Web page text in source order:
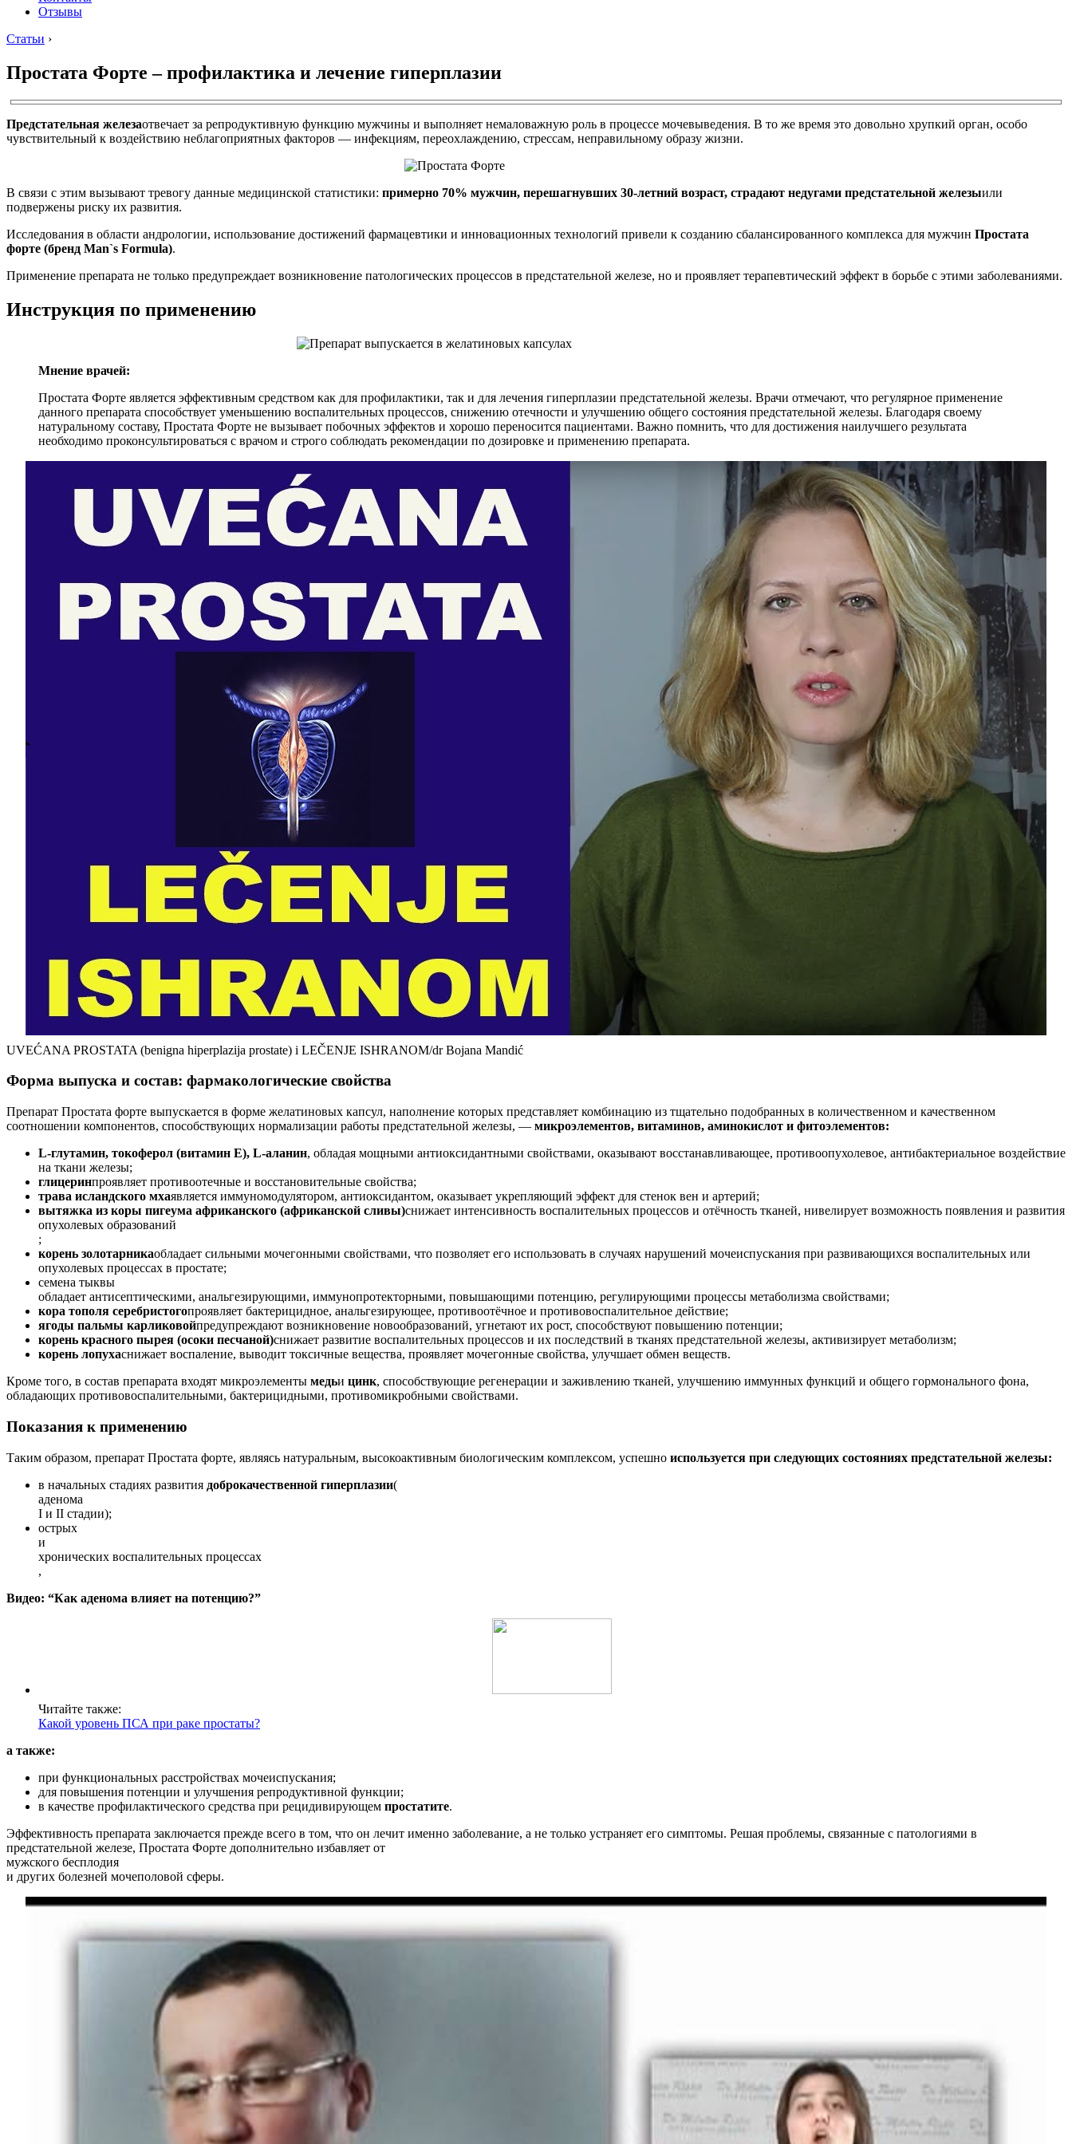
Отзывы
Статьи ›
Простата Форте – профилактика и лечение гиперплазии
Предстательная железаотвечает за репродуктивную функцию мужчины и выполняет немаловажную роль в процессе мочевыведения. В то же время это довольно хрупкий орган, особо
чувствительный к воздействию неблагоприятных факторов — инфекциям, переохлаждению, стрессам, неправильному образу жизни.
В связи с этим вызывают тревогу данные медицинской статистики: примерно 70% мужчин, перешагнувших 30-летний возраст, страдают недугами предстательной железыили
подвержены риску их развития.
Исследования в области андрологии, использование достижений фармацевтики и инновационных технологий привели к созданию сбалансированного комплекса для мужчин Простата
форте (бренд Man`s Formula).
Применение препарата не только предупреждает возникновение патологических процессов в предстательной железе, но и проявляет терапевтический эффект в борьбе с этими заболеваниями.
Инструкция по применению
Мнение врачей:
Простата Форте является эффективным средством как для профилактики, так и для лечения гиперплазии предстательной железы. Врачи отмечают, что регулярное применение
данного препарата способствует уменьшению воспалительных процессов, снижению отечности и улучшению общего состояния предстательной железы. Благодаря своему
натуральному составу, Простата Форте не вызывает побочных эффектов и хорошо переносится пациентами. Важно помнить, что для достижения наилучшего результата
необходимо проконсультироваться с врачом и строго соблюдать рекомендации по дозировке и применению препарата.
UVEĆANA PROSTATA (benigna hiperplazija prostate) i LEČENJE ISHRANOM/dr Bojana Mandić
Форма выпуска и состав: фармакологические свойства
Препарат Простата форте выпускается в форме желатиновых капсул, наполнение которых представляет комбинацию из тщательно подобранных в количественном и качественном
соотношении компонентов, способствующих нормализации работы предстательной железы, — микроэлементов, витаминов, аминокислот и фитоэлементов:
L-глутамин, токоферол (витамин Е), L-аланин, обладая мощными антиоксидантными свойствами, оказывают восстанавливающее, противоопухолевое, антибактериальное воздействие
на ткани железы;
глицеринпроявляет противоотечные и восстановительные свойства;
трава исландского мхаявляется иммуномодулятором, антиоксидантом, оказывает укрепляющий эффект для стенок вен и артерий;
вытяжка из коры пигеума африканского (африканской сливы)снижает интенсивность воспалительных процессов и отёчность тканей, нивелирует возможность появления и развития
опухолевых образований
;
корень золотарникаобладает сильными мочегонными свойствами, что позволяет его использовать в случаях нарушений мочеиспускания при развивающихся воспалительных или
опухолевых процессах в простате;
семена тыквы
обладает антисептическими, анальгезирующими, иммунопротекторными, повышающими потенцию, регулирующими процессы метаболизма свойствами;
кора тополя серебристогопроявляет бактерицидное, анальгезирующее, противоотёчное и противовоспалительное действие;
ягоды пальмы карликовойпредупреждают возникновение новообразований, угнетают их рост, способствуют повышению потенции;
корень красного пырея (осоки песчаной)снижает развитие воспалительных процессов и их последствий в тканях предстательной железы, активизирует метаболизм;
корень лопухаснижает воспаление, выводит токсичные вещества, проявляет мочегонные свойства, улучшает обмен веществ.
Кроме того, в состав препарата входят микроэлементы медьи цинк, способствующие регенерации и заживлению тканей, улучшению иммунных функций и общего гормонального фона,
обладающих противовоспалительными, бактерицидными, противомикробными свойствами.
Показания к применению
Таким образом, препарат Простата форте, являясь натуральным, высокоактивным биологическим комплексом, успешно используется при следующих состояниях предстательной железы:
в начальных стадиях развития доброкачественной гиперплазии(
аденома
I и II стадии);
острых
и
хронических воспалительных процессах
,
Видео: “Как аденома влияет на потенцию?”
Читайте также:
Какой уровень ПСА при раке простаты?
а также:
при функциональных расстройствах мочеиспускания;
для повышения потенции и улучшения репродуктивной функции;
в качестве профилактического средства при рецидивирующем простатите.
Эффективность препарата заключается прежде всего в том, что он лечит именно заболевание, а не только устраняет его симптомы. Решая проблемы, связанные с патологиями в
предстательной железе, Простата Форте дополнительно избавляет от
мужского бесплодия
и других болезней мочеполовой сферы.